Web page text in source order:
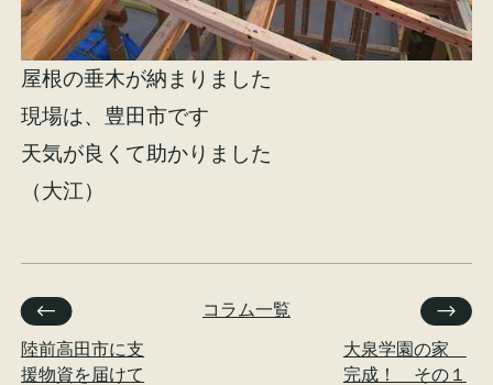
屋根の垂木が納まりました
現場は、豊田市です
天気が良くて助かりました
（大江）
陸前高田市に支
援物資を届けて
コラム一覧
大泉学園の家
完成！ その１